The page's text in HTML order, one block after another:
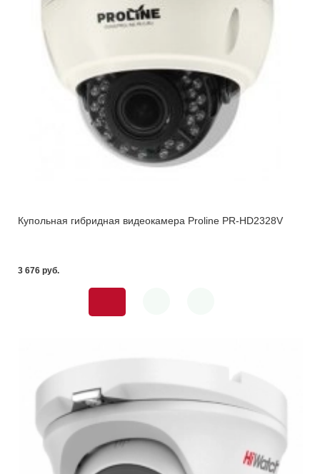
Купольная гибридная видеокамера Proline PR-HD2328V
3 676 pуб.